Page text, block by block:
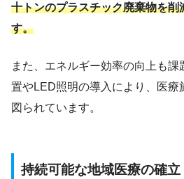
十トンのプラスチック廃棄物を削
す。
また、エネルギー効率の向上も
置やLED照明の導入により、医療
図られています。
持続可能な地域医療の確立